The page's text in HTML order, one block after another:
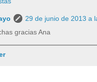
29 de junio de 2013 a
gracias Ana